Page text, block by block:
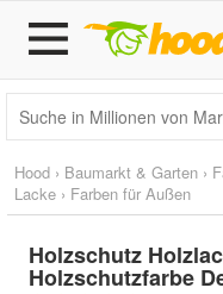
Hood › Baumarkt & Garten ›
Lacke › Farben für Außen
Holzschutz
Holzschutzfarbe